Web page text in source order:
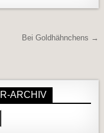
Bei Goldhähnchens →
ARCHIV